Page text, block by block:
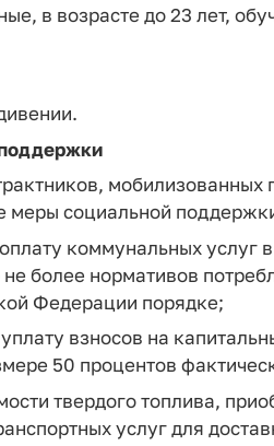
в возрасте до 23 лет,
мобилизованных
меры социальной
коммунальных услуг
более нормативов
Федерации порядке;
взносов на
50 процентов
твердого топлива,
услуг для